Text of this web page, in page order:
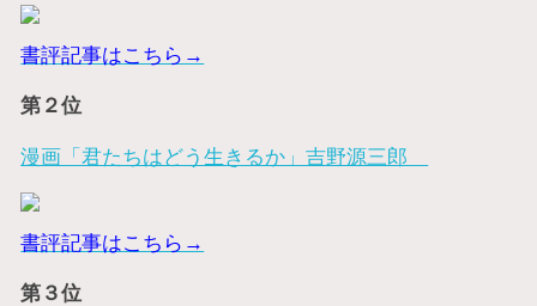
書評記事はこちら→
第２位
漫画「君たちはどう生きるか」吉野源三郎
書評記事はこちら→
第３位